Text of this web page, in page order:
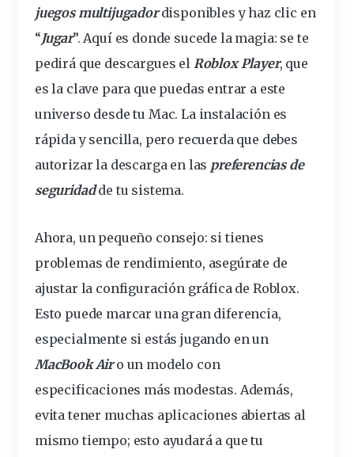
juegosmultijugadordisponibles y haz clic en
“Jugar”. Aquí es donde sucede la magia: se te
pedirá que descargues el Roblox Player, que
es la clave para que puedas entrar a este
universo desde tu Mac. La instalación es
rápida y sencilla, pero recuerda que debes
autorizar la descarga en las preferencias de
seguridadde tu sistema.
Ahora, un pequeño consejo: si tienes
problemas de rendimiento, asegúrate de
ajustar la configuración gráficade Roblox.
Esto puede marcar una gran diferencia,
especialmente si estás jugando en un
MacBook Airo un modelo con
especificaciones más modestas. Además,
evita tener muchas aplicaciones abiertas al
mismo tiempo; esto ayudará a que tu